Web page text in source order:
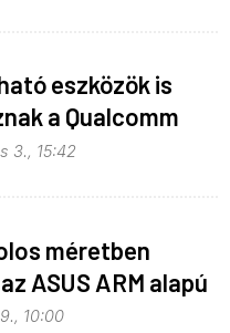
eszközök is
a Qualcomm
3., 15:42
méretben
ASUS ARM alapú
10:00